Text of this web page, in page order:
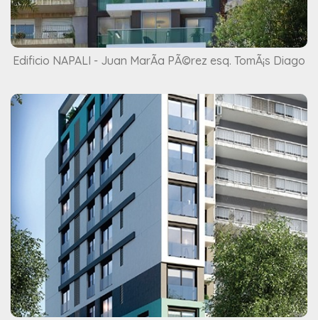
Edificio NAPALI - Juan MarÃ­a PÃ©rez esq. TomÃ¡s Diago